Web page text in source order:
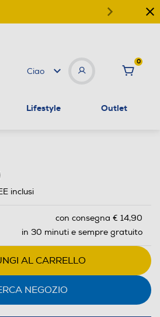
Ciao
0
Lifestyle Outlet
inclusi
con consegna € 14,90
in 30 minuti e sempre gratuito
AL CARRELLO
NEGOZIO